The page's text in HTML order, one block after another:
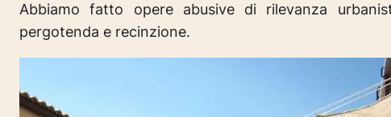
Abbiamo fatto opere abusive di rilevanza
pergotenda e recinzione.